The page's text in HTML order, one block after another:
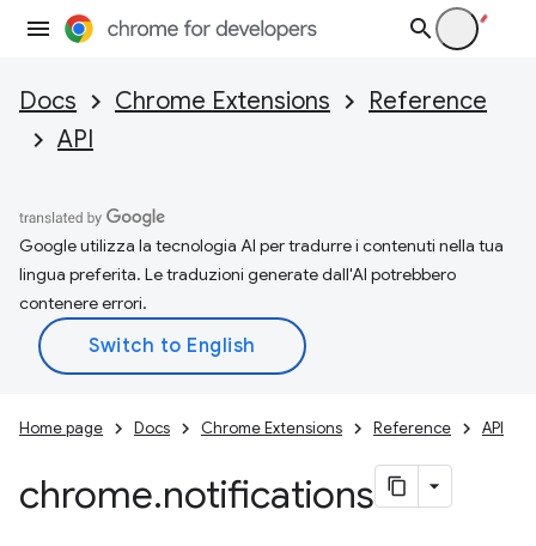
Docs Chrome Extensions
Reference
API
Google utilizza la tecnologia AI per tradurre i contenuti nella tua
lingua preferita. Le traduzioni generate dall'AI potrebbero
contenere errori.
Home page Docs Chrome Extensions Reference API
chrome.notifications